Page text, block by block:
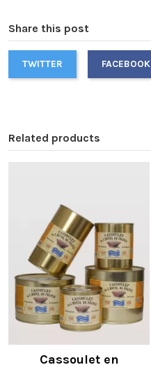
Share this post
TWITTER FACEBOOK
Related products
Cassoulet en